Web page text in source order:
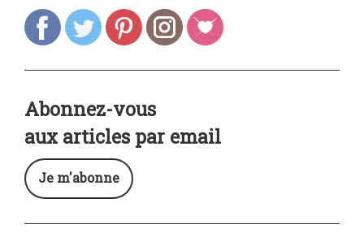
Abonnez-vous
aux articles par email
Je m'abonne